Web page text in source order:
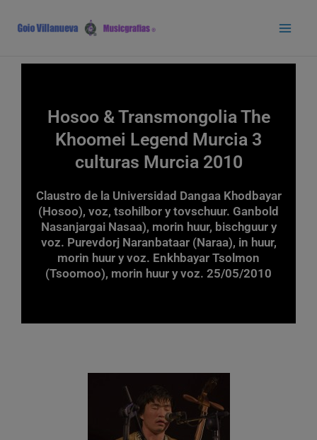
contenido
Hosoo & Transmongolia The
Khoomei Legend Murcia 3
culturas Murcia 2010
Claustro de la Universidad Dangaa Khodbayar
(Hosoo), voz, tsohilbor y tovschuur. Ganbold
Nasanjargai Nasaa), morin huur, bischguur y
voz. Purevdorj Naranbataar (Naraa), in huur,
morin huur y voz. Enkhbayar Tsolmon
(Tsoomoo), morin huur y voz. 25/05/2010